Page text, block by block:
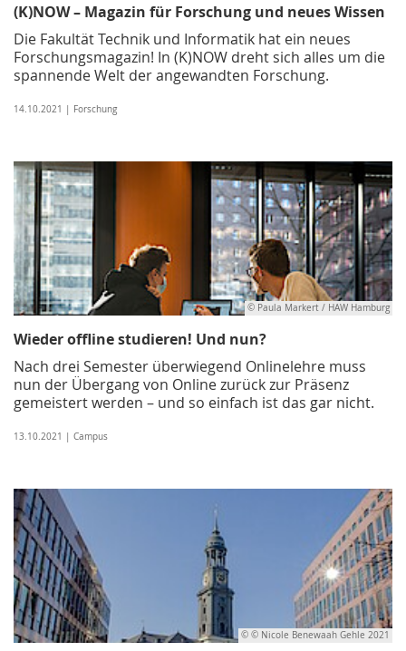
(K)NOW – Magazin für Forschung und neues Wissen
Die Fakultät Technik und Informatik hat ein neues
Forschungsmagazin! In (K)NOW dreht sich alles um die
spannende Welt der angewandten Forschung.
14.10.2021 | Forschung
© Paula Markert / HAW Hamburg
Wieder offline studieren! Und nun?
Nach drei Semester überwiegend Onlinelehre muss
nun der Übergang von Online zurück zur Präsenz
gemeistert werden – und so einfach ist das gar nicht.
13.10.2021 | Campus
© © Nicole Benewaah Gehle 2021